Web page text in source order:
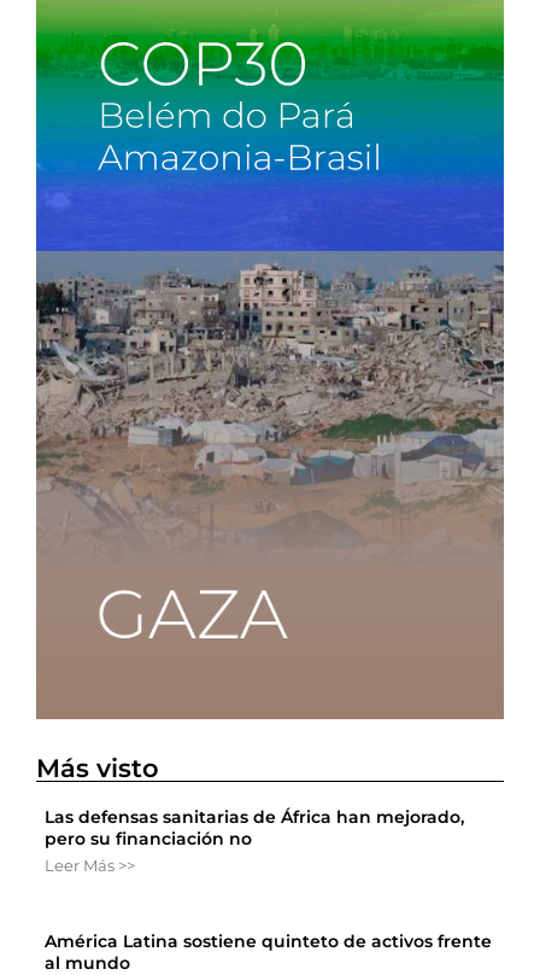
Más visto
Las defensas sanitarias de África han mejorado,
pero su financiación no
Leer Más >>
América Latina sostiene quinteto de activos frente
al mundo